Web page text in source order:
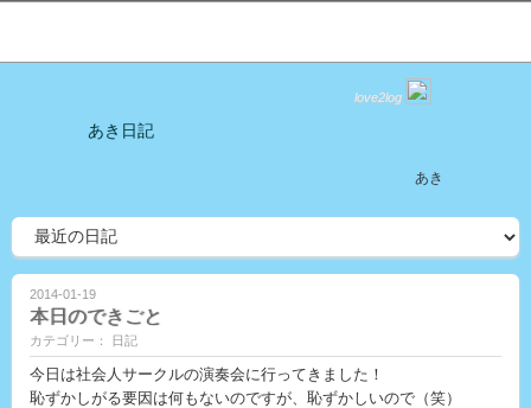
love2log
あき日記
あき
2014-01-19
本日のできごと
カテゴリー： 日記
今日は社会人サークルの演奏会に行ってきました！
恥ずかしがる要因は何もないのですが、恥ずかしいので（笑）